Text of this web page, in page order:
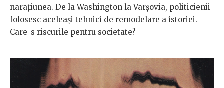
narațiunea. De la Washington la Varșovia, politicienii
folosesc aceleași tehnici de remodelare a istoriei.
Care-s riscurile pentru societate?